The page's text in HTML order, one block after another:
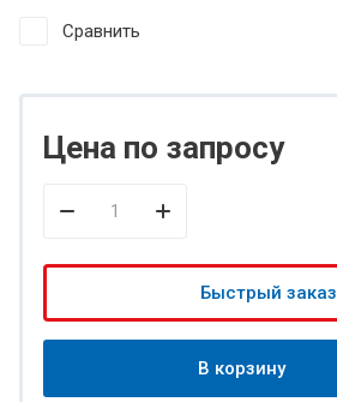
Сравнить
Цена по запросу
В корзину
Быстрый заказ